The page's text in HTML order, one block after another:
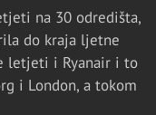
na 30 odredišta,
do kraja ljetne
letjeti i Ryanair i to
i London, a tokom